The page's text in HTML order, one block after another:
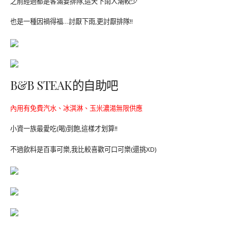
也是一種因禍得福…討厭下雨,更討厭排隊!!
B&B STEAK的自助吧
內用有免費汽水、冰淇淋、玉米濃湯無限供應
小資一族最愛吃(喝)到飽,這樣才划算!!
不過飲料是百事可樂,我比較喜歡可口可樂(還挑XD)